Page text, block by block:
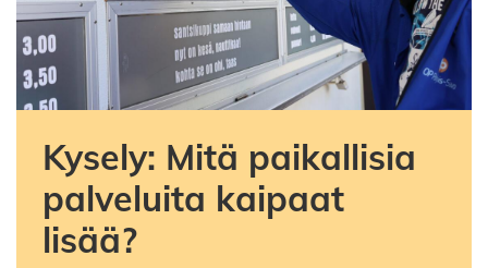
Kysely: Mitä paikallisia
palveluita kaipaat
lisää?